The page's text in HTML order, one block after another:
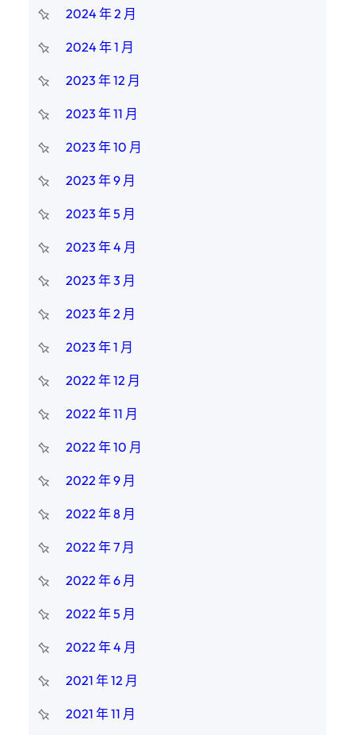
2024 年 2 月
2024 年 1 月
2023 年 12 月
2023 年 11 月
2023 年 10 月
2023 年 9 月
2023 年 5 月
2023 年 4 月
2023 年 3 月
2023 年 2 月
2023 年 1 月
2022 年 12 月
2022 年 11 月
2022 年 10 月
2022 年 9 月
2022 年 8 月
2022 年 7 月
2022 年 6 月
2022 年 5 月
2022 年 4 月
2021 年 12 月
2021 年 11 月